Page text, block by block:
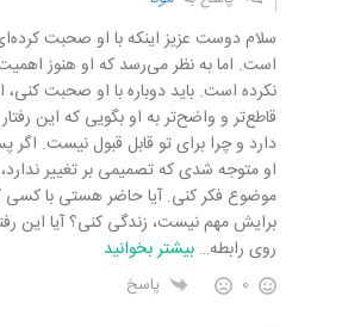
سلام دوست عزیز اینکه با او صحبت
است. اما به نظر می‌رسد که او هنوز
نکرده است. باید دوباره با او صحبت کنی،
قاطع‌تر و واضح‌تر به او بگویی که این
دارد و چرا برای تو قابل قبول نیست.
او متوجه شدی که تصمیمی بر تغییر
موضوع فکر کنی. آیا حاضر هستی با کسی
برایش مهم نیست، زندگی کنی؟ آیا این
روی رابطه… بیشتر بخوانید
0 پاسخ